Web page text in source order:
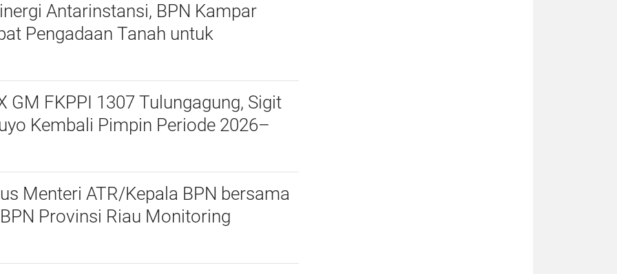
Antarinstansi, BPN Kampar
Pengadaan Tanah untuk
Ruang Terbuka Hijau
Riverside
GM FKPPI 1307 Tulungagung, Sigit
Kembali Pimpin Periode 2026–
Menteri ATR/Kepala BPN bersama
Provinsi Riau Monitoring
Pendaftaran Tanah Ulayat di Kubu,